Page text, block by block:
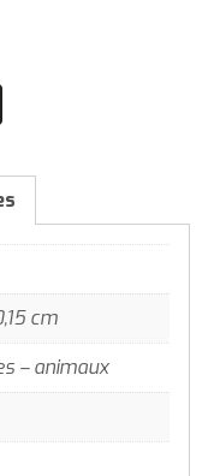
cm
– animaux